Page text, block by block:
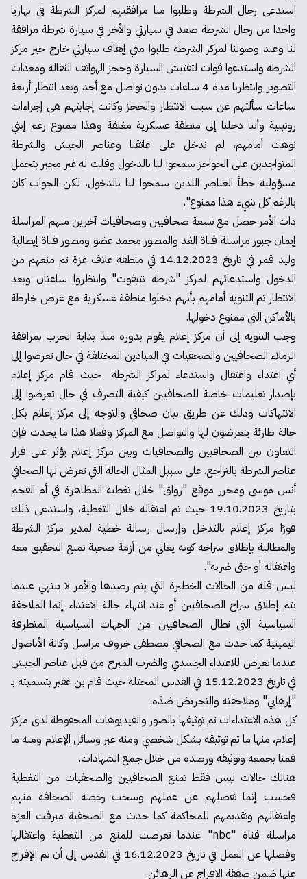
استدعى رجال الشرطة وطلبوا منا مرافقتهم لمركز الشرطة في نهاريا
واحدا من رجال الشرطة صعد في سيارتي والأخر في سيارة شرطة مرافقة
لنا وعند وصولنا لمركز الشرطة طلبوا مني إيقاف سيارتي خارج حيز مركز
الشرطة واستدعوا قوات لتفتيش السيارة وحجز الهواتف النقالة ومعدات
التصوير وانتظرنا مدة 4 ساعات بدون تواصل مع أحد وبعد انتظار أربعة
ساعات سألتهم عن سبب الانتظار والحجز وكانت إجابتهم هي إجراءات
روتينية وأننا دخلنا إلى منطقة عسكرية مغلقة وهذا ممنوع رغم إنني
نوهت أمامهم، لم ندخل على عاتقنا وعناصر الجيش والشرطة
المتواجدين على الحواجز سمحوا لنا بالدخول وقلت له غير مجبر بتحمل
مسؤولية خطأ العناصر اللذين سمحوا لنا بالدخول، لكن الجواب كان
بالرغم كل شيء هذا ممنوع".
ذات الأمر حصل مع تسعة صحافيين وصحافيات آخرين منهم المراسلة
إيمان جبور مراسلة قناة الغد والمصور محمد عضو ومصور قناة إيطالية
وليد قمر في تاريخ 14.12.2023 في منطقة غلاف غزة تم منعهم من
الدخول واستدعائهم لمركز "شرطة نتيفوت" وانتظروا ساعتان وبعد
الانتظار تم التنويه أمامهم بأنهم دخلوا منطقة عسكرية مع عرض خارطة
بالأماكن التي ممنوع دخولها.
وجب التنويه إلى أن مركز إعلام يقوم بدوره منذ بداية الحرب بمرافقة
الزملاء الصحافيين والصحفيات في الميادين المختلفة في حال تعرضوا إلى
أي اعتداء واعتقال واستدعاء لمراكز الشرطة حيث قام مركز إعلام
بإصدار تعليمات خاصة للصحافيين كيفية التصرف في حال تعرضوا إلى
الانتهاكات وذلك عن طريق بيان صحافي والتوجه إلى مركز إعلام بكل
حالة طارئة يتعرضون لها والتواصل مع المركز وفعلا هذا ما يحدث فإن
التعاون بين الصحافيين والصحافيات وبين مركز إعلام يؤثر على قرار
عناصر الشرطة بالتراجع. على سبيل المثال الحالة التي تعرض لها الصحافي
أنس موسى ومحرر موقع "رواق" خلال تغطية المظاهرة في أم الفحم
بتاريخ 19.10.2023 حيث تم اعتقاله خلال التغطية، واستدعى ذلك
فورًا مركز إعلام بالتدخل وإرسال رسالة خطية لمدير مركز الشرطة
والمطالبة بإطلاق سراحه كونه يعاني من أزمة صحية تمنع التحقيق معه
واعتقاله أو حتى ضربه".
ليس قلة من الحالات الخطيرة التي يتم رصدها والأمر لا ينتهي عندما
يتم إطلاق سراح الصحافيين أو عند انتهاء حالة الاعتداء إنما الملاحقة
السياسية التي تطال الصحافيين من الجهات السياسية المتطرفة
اليمينية كما حدث مع الصحافي مصطفى خروف مراسل وكالة الأناضول
عندما تعرض للاعتداء الجسدي والضرب المبرح من قبل عناصر الجيش
في تاريخ 15.12.2023 في القدس المحتلة حيث قام بن غفير بتسميته بـ
"إرهابي" وملاحقته والتحريض ضدّه.
كل هذه الاعتداءات تم توثيقها بالصور والفيديوهات المحفوظة لدى مركز
إعلام، منها ما تم توثيقه بشكل شخصي ومنه عبر وسائل الإعلام ومنه ما
قمنا بجمعه وتوثيقه ورصده من خلال جمع الشهادات.
هنالك حالات ليس فقط تمنع الصحافيين والصحفيات من التغطية
فحسب إنما تفصلهم عن عملهم وسحب رخصة الصحافة منهم
واعتقالهم وتقديمهم للمحاكمة كما حدث مع الصحفية ميرفت العزة
مراسلة قناة "nbc" عندما تعرضت للمنع من التغطية واعتقالها
وفصلها عن العمل في تاريخ 16.12.2023 في القدس إلى أن تم الإفراج
عنها ضمن صفقة الافراج عن الرهائن.